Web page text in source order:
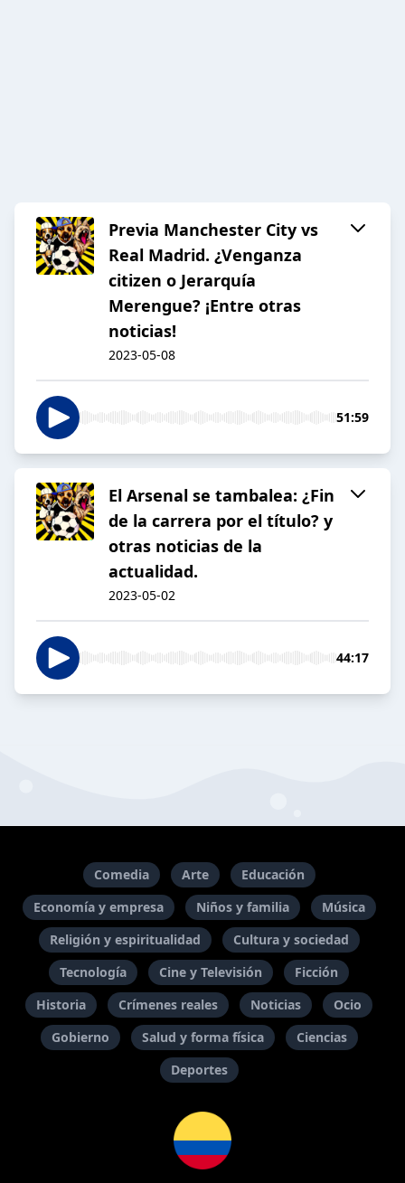
Previa Manchester City vs
Real Madrid. ¿Venganza
citizen o Jerarquía
Merengue? ¡Entre otras
noticias!
2023-05-08
51:59
El Arsenal se tambalea: ¿Fin
de la carrera por el título? y
otras noticias de la
actualidad.
2023-05-02
44:17
Comedia Arte
Educación
Economía y empresa
Niños y familia
Música
Religión y espiritualidad
Cultura y sociedad
Tecnología
Cine y Televisión
Ficción
Historia
Crímenes reales Noticias
Ocio
Gobierno
Salud y forma física
Ciencias
Deportes